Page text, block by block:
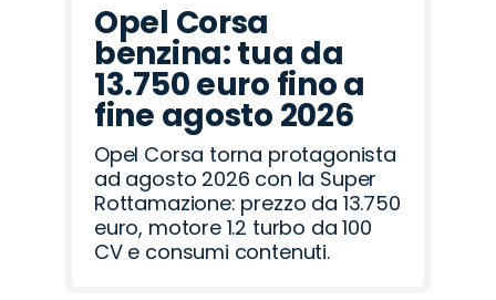
Opel Corsa
benzina: tua da
13.750 euro fino a
fine agosto 2026
Opel Corsa torna protagonista
ad agosto 2026 con la Super
Rottamazione: prezzo da 13.750
euro, motore 1.2 turbo da 100
CV e consumi contenuti.